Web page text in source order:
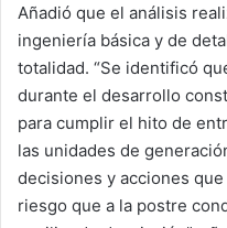
Añadió que el análisis
ingeniería básica y de
totalidad. “Se identificó
durante el desarrollo
para cumplir el hito de
las unidades de
decisiones y acciones
riesgo que a la postre